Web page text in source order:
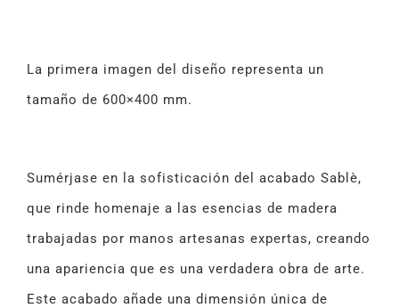
La primera imagen del diseño representa un
tamaño de 600×400 mm.
Sumérjase en la sofisticación del acabado Sablè,
que rinde homenaje a las esencias de madera
trabajadas por manos artesanas expertas, creando
una apariencia que es una verdadera obra de arte.
Este acabado añade una dimensión única de